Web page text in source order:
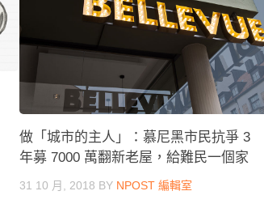
做「城市的主人」：慕尼黑市民抗爭 3
年募 7000 萬翻新老屋，給難民一個家
31 10 月, 2018 BY NPOST 編輯室